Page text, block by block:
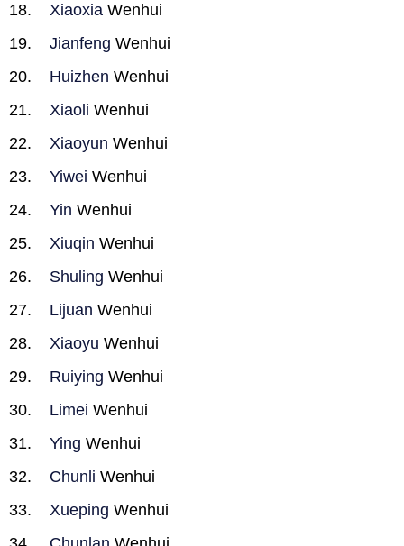
Xiaoxia Wenhui
Jianfeng Wenhui
Huizhen Wenhui
Xiaoli Wenhui
Xiaoyun Wenhui
Yiwei Wenhui
Yin Wenhui
Xiuqin Wenhui
Shuling Wenhui
Lijuan Wenhui
Xiaoyu Wenhui
Ruiying Wenhui
Limei Wenhui
Ying Wenhui
Chunli Wenhui
Xueping Wenhui